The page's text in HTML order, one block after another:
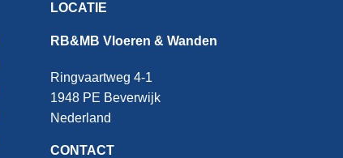
LOCATIE
RB&MB Vloeren & Wanden
Ringvaartweg 4-1
1948 PE Beverwijk
Nederland
CONTACT